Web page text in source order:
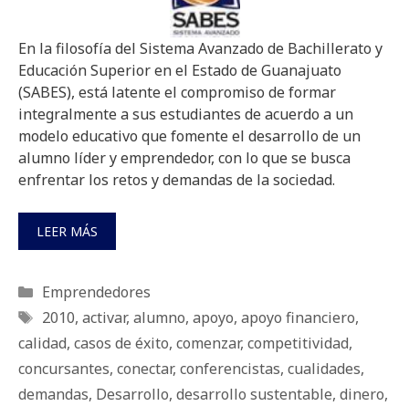
En la filosofía del Sistema Avanzado de Bachillerato y
Educación Superior en el Estado de Guanajuato
(SABES), está latente el compromiso de formar
integralmente a sus estudiantes de acuerdo a un
modelo educativo que fomente el desarrollo de un
alumno líder y emprendedor, con lo que se busca
enfrentar los retos y demandas de la sociedad.
LEER MÁS
Categorías
Emprendedores
Etiquetas
2010, activar, alumno, apoyo, apoyo financiero,
calidad, casos de éxito, comenzar, competitividad,
concursantes, conectar, conferencistas, cualidades,
demandas, Desarrollo, desarrollo sustentable, dinero,